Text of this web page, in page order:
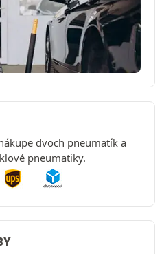
dvoch pneumatík a
pneumatiky.